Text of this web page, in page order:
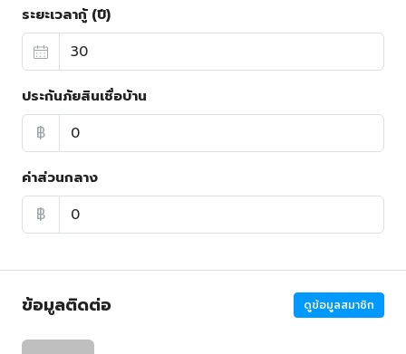
ระยะเวลากู้ (ปี)
ประกันภัยสินเชื่อบ้าน
฿
ค่าส่วนกลาง
฿
ข้อมูลติดต่อ ดูข้อมูลสมาชิก